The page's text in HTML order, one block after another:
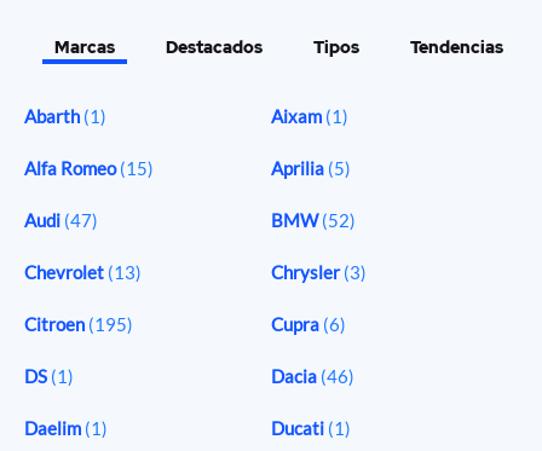
Marcas Destacados Tipos Tendencias
Abarth (1) Aixam (1)
Alfa Romeo(15) Aprilia (5)
Audi (47) BMW(52)
Chevrolet (13) Chrysler(3)
Citroen (195) Cupra (6)
DS (1) Dacia (46)
Daelim (1) Ducati (1)